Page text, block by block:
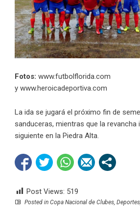
Fotos: www.futbolflorida.com
y www.heroicadeportiva.com
La ida se jugará el próximo fin de
sanduceras, mientras que la revancha
siguiente en la Piedra Alta.
Post Views: 519
Posted in Copa Nacional de Clubes, Deportes